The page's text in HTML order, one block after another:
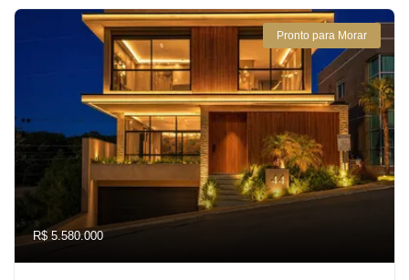
Pronto para Morar
R$ 5.580.000